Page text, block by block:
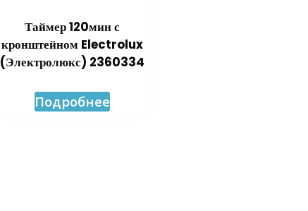
Таймер 120мин с
кронштейном Electrolux
(Электролюкс) 2360334
Подробнее